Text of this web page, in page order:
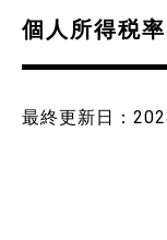
個人所得税率
最終更新日：